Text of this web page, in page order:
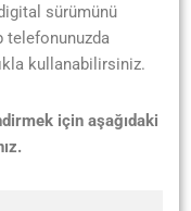
sürümünü
telefonunuzda
kullanabilirsiniz.
için aşağıdaki